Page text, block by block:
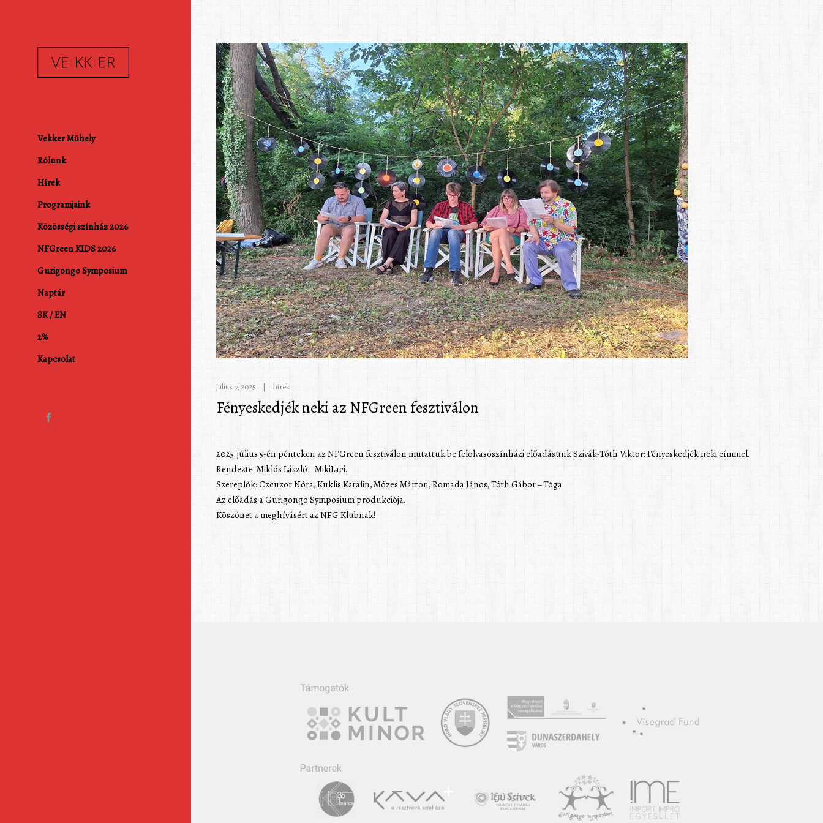
Vekker Műhely
Rólunk
Hírek
Programjaink
Közösségi színház 2026
NFGreen KIDS 2026
Gurigongo Symposium
Naptár
SK / EN
2%
Kapcsolat
július 7, 2025 hírek
Fényeskedjék neki az NFGreen fesztiválon
2025. július 5-én pénteken az NFGreen fesztiválon mutattuk be felolvasószínházi előadásunk Szivák-Tóth Viktor: Fényeskedjék neki címmel.
Rendezte: Miklós László – MikiLaci.
Szereplők: Czcuzor Nóra, Kuklis Katalin, Mózes Márton, Romada János, Tóth Gábor – Tóga
Az előadás a Gurigongo Symposium produkciója.
Köszönet a meghívásért az NFG Klubnak!